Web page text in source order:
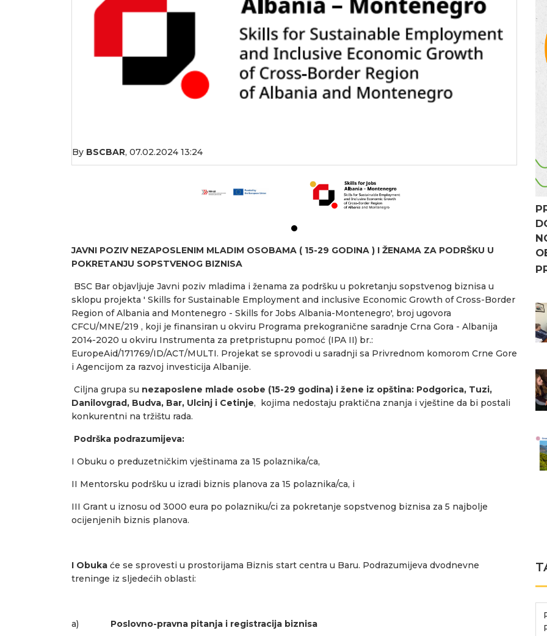
By BSCBAR, 07.02.2024 13:24
JAVNI POZIV NEZAPOSLENIM MLADIM OSOBAMA ( 15-29 GODINA ) I ŽENAMA ZA PODRŠKU U
POKRETANJU SOPSTVENOG BIZNISA
BSC Bar objavljuje Javni poziv mladima i ženama za podršku u pokretanju sopstvenog biznisa u
sklopu projekta ' Skills for Sustainable Employment and inclusive Economic Growth of Cross-Border
Region of Albania and Montenegro - Skills for Jobs Albania-Montenegro', broj ugovora
CFCU/MNE/219 , koji je finansiran u okviru Programa prekogranične saradnje Crna Gora - Albanija
2014-2020 u okviru Instrumenta za pretpristupnu pomoć (IPA II) br.:
EuropeAid/171769/ID/ACT/MULTI. Projekat se sprovodi u saradnji sa Privrednom komorom Crne Gore
i Agencijom za razvoj investicija Albanije.
Ciljna grupa su nezaposlene mlade osobe (15-29 godina) i žene iz opština: Podgorica, Tuzi,
Danilovgrad, Budva, Bar, Ulcinj i Cetinje, kojima nedostaju praktična znanja i vještine da bi postali
konkurentni na tržištu rada.
Podrška podrazumijeva:
I Obuku o preduzetničkim vještinama za 15 polaznika/ca,
II Mentorsku podršku u izradi biznis planova za 15 polaznika/ca, i
III Grant u iznosu od 3000 eura po polazniku/ci za pokretanje sopstvenog biznisa za 5 najbolje
ocijenjenih biznis planova.
I Obuka će se sprovesti u prostorijama Biznis start centra u Baru. Podrazumijeva dvodnevne
treninge iz sljedećih oblasti:
a) Poslovno-pravna pitanja i registracija biznisa